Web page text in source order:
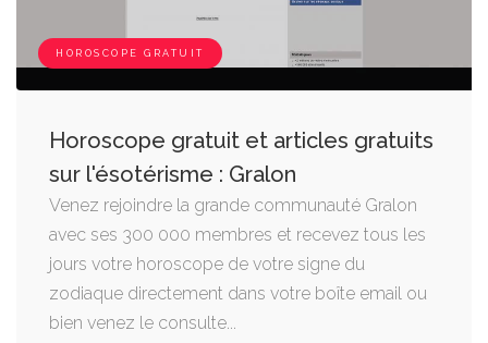
HOROSCOPE GRATUIT
Horoscope gratuit et articles gratuits
sur l'ésotérisme : Gralon
Venez rejoindre la grande communauté Gralon
avec ses 300 000 membres et recevez tous les
jours votre horoscope de votre signe du
zodiaque directement dans votre boîte email ou
bien venez le consulte...